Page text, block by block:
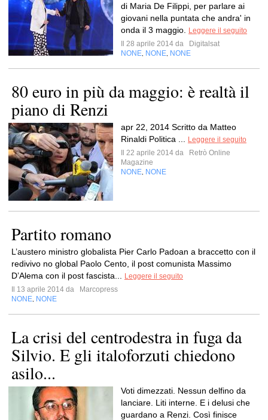
di Maria De Filippi, per parlare ai
giovani nella puntata che andra' in
onda il 3 maggio.
Leggere il seguito
Il 28 aprile 2014 da
Digitalsat
NONE NONE NONE
80 euro in più da maggio: è realtà il
piano di Renzi
apr 22, 2014 Scritto da Matteo
Rinaldi Politica ...
Leggere il seguito
Il 22 aprile 2014 da
Retrò Online
Magazine
NONE NONE
Partito romano
L’austero ministro globalista Pier Carlo Padoan a braccetto con il
redivivo no global Paolo Cento, il post comunista Massimo
D’Alema con il post fascista...
Leggere il seguito
Il 13 aprile 2014 da
Marcopress
NONE NONE
La crisi del centrodestra in fuga da
Silvio. E gli italoforzuti chiedono
asilo...
Voti dimezzati. Nessun delfino da
lanciare. Liti interne. E i delusi che
guardano a Renzi. Così finisce